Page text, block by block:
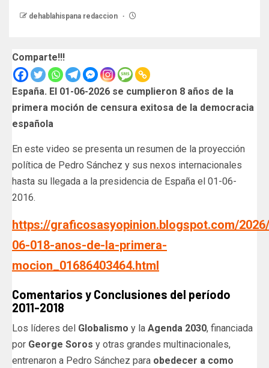
dehablahispana redaccion
Comparte!!!
España. El 01-06-2026 se cumplieron 8 años de la
primera moción de censura exitosa de la democracia
española
En este video se presenta un resumen de la proyección
política de Pedro Sánchez y sus nexos internacionales
hasta su llegada a la presidencia de España el 01-06-
2016.
https://graficosasyopinion.blogspot.com/
06-018-anos-de-la-primera-
mocion_01686403464.html
Comentarios y Conclusiones del período
2011-2018
Los líderes del Globalismo y la Agenda 2030, financiada
por George Soros y otras grandes multinacionales,
entrenaron a Pedro Sánchez para obedecer a como